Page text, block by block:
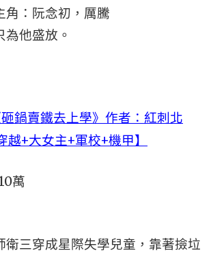
角：阮念初，厲騰
他盛放。
砸鍋賣鐵去上學》作者：紅刺北
越+大女主+軍校+機甲】
萬
衛三穿成星際失學兒童，靠著撿垃